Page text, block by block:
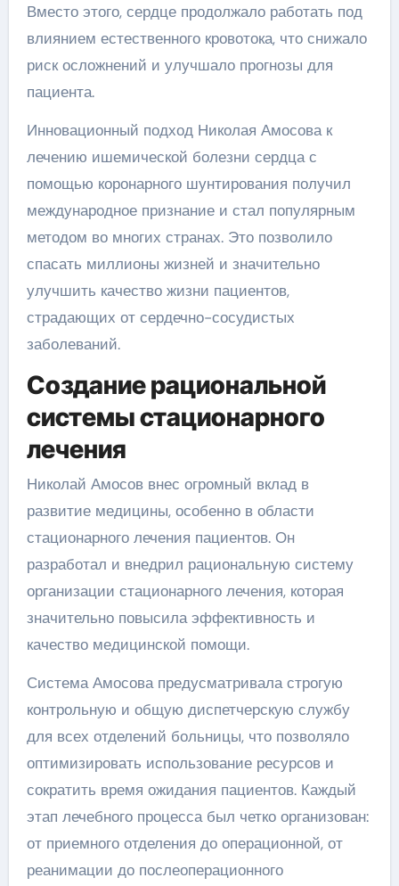
Вместо этого, сердце продолжало работать под
влиянием естественного кровотока, что снижало
риск осложнений и улучшало прогнозы для
пациента.
Инновационный подход Николая Амосова к
лечению ишемической болезни сердца с
помощью коронарного шунтирования получил
международное признание и стал популярным
методом во многих странах. Это позволило
спасать миллионы жизней и значительно
улучшить качество жизни пациентов,
страдающих от сердечно-сосудистых
заболеваний.
Создание рациональной
системы стационарного
лечения
Николай Амосов внес огромный вклад в
развитие медицины, особенно в области
стационарного лечения пациентов. Он
разработал и внедрил рациональную систему
организации стационарного лечения, которая
значительно повысила эффективность и
качество медицинской помощи.
Система Амосова предусматривала строгую
контрольную и общую диспетчерскую службу
для всех отделений больницы, что позволяло
оптимизировать использование ресурсов и
сократить время ожидания пациентов. Каждый
этап лечебного процесса был четко организован:
от приемного отделения до операционной, от
реанимации до послеоперационного